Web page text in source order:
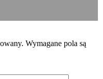
Wymagane pola są